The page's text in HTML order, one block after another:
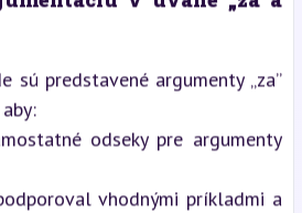
sú predstavené argumenty „za”
odseky pre argumenty
vhodnými príkladmi a